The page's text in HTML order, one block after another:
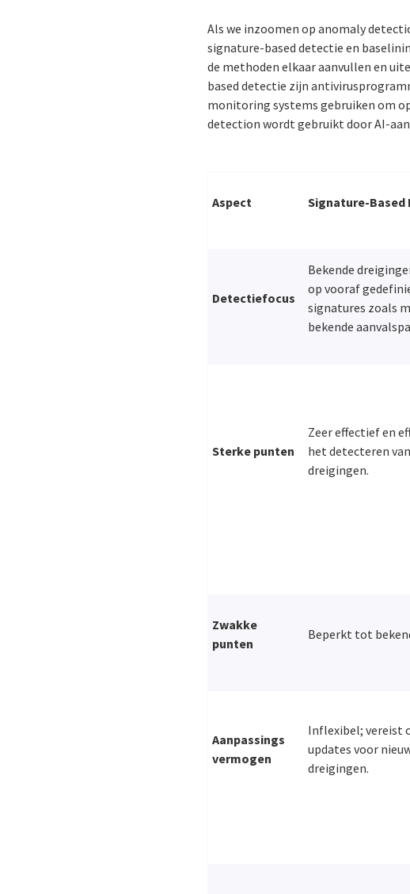
Als we inzoomen op anomaly
signature-based detectie en
de methoden elkaar aanvullen en
based detectie zijn
monitoring systems gebruiken om
detection wordt gebruikt door AI-
Aspect Signature-Based
Detectiefocus
Bekende
op vooraf
signatures zoals
bekende
Sterke punten
Zeer effectief en
het detecteren
dreigingen.
Zwakke
punten
Beperkt tot
Aanpassings
vermogen
Inflexibel; vereist
updates voor
dreigingen.